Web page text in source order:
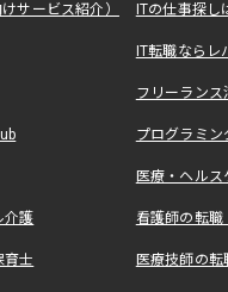
サービス紹介） ITの仕事探
IT転職なら
フリーラン
プログラミ
医療・ヘル
介護 看護師の転
育士 医療技師の